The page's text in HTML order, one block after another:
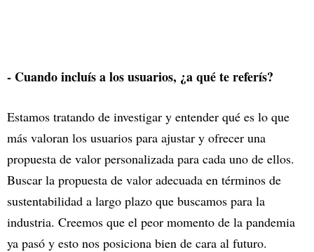
- Cuando incluís a los usuarios, ¿a qué te referís?
Estamos tratando de investigar y entender qué es lo que
más valoran los usuarios para ajustar y ofrecer una
propuesta de valor personalizada para cada uno de ellos.
Buscar la propuesta de valor adecuada en términos de
sustentabilidad a largo plazo que buscamos para la
industria. Creemos que el peor momento de la pandemia
ya pasó y esto nos posiciona bien de cara al futuro.